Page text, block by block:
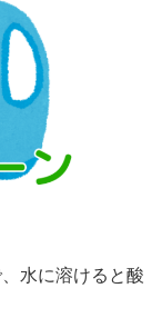
水に溶けると酸